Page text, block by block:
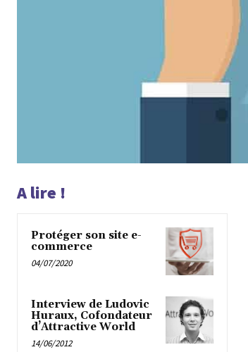
A lire !
Protéger son site e-
commerce
04/07/2020
Interview de Ludovic
Huraux, Cofondateur
d’Attractive World
14/06/2012